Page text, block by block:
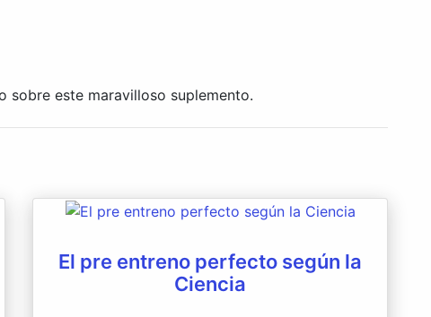
sobre este maravilloso suplemento.
El pre entreno perfecto según la
Ciencia